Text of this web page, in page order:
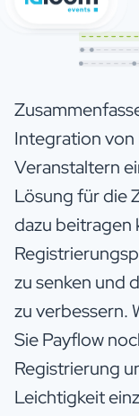
Integration
Veranstaltern
Lösung für die
dazu beitragen
zu senken und
zu verbessern.
Sie Payflow
Registrierung
Leichtigkeit